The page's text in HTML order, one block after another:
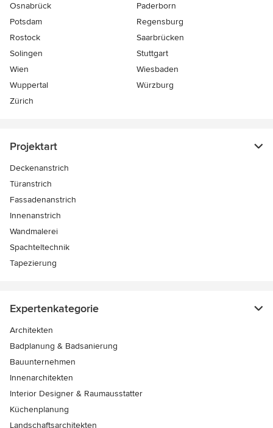
Osnabrück
Paderborn
Potsdam
Regensburg
Rostock
Saarbrücken
Solingen
Stuttgart
Wien
Wiesbaden
Wuppertal
Würzburg
Zürich
Projektart
Deckenanstrich
Türanstrich
Fassadenanstrich
Innenanstrich
Wandmalerei
Spachteltechnik
Tapezierung
Expertenkategorie
Architekten
Badplanung & Badsanierung
Bauunternehmen
Innenarchitekten
Interior Designer & Raumausstatter
Küchenplanung
Landschaftsarchitekten